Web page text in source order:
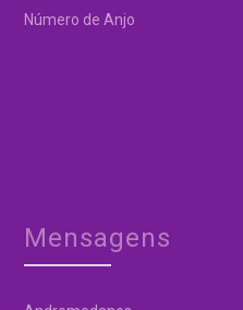
Número de Anjo
Mensagens